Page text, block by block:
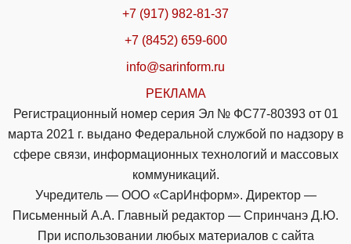
+7 (917) 982-81-37
+7 (8452) 659-600
info@sarinform.ru
РЕКЛАМА
Регистрационный номер серия Эл № ФС77-80393 от 01
марта 2021 г. выдано Федеральной службой по надзору в
сфере связи, информационных технологий и массовых
коммуникаций.
Учредитель — ООО «СарИнформ». Директор —
Письменный А.А. Главный редактор — Спринчанэ Д.Ю.
При использовании любых материалов с сайта